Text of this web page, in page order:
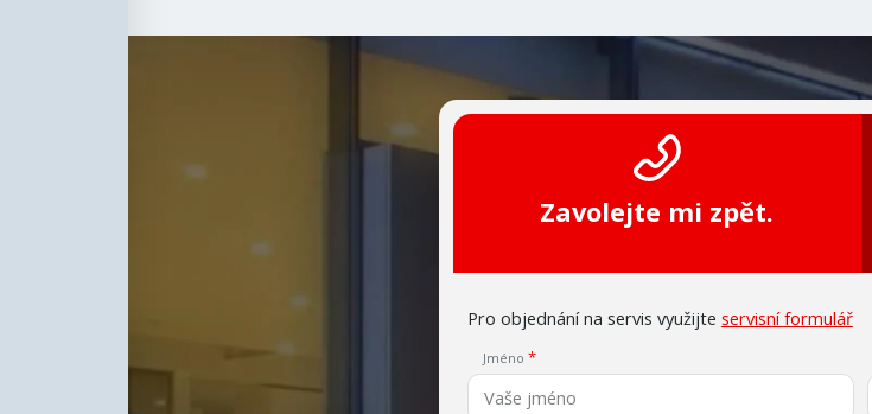
Zavolejte mi zpět.
Pro objednání na servis využijte servisní formulář
Jméno